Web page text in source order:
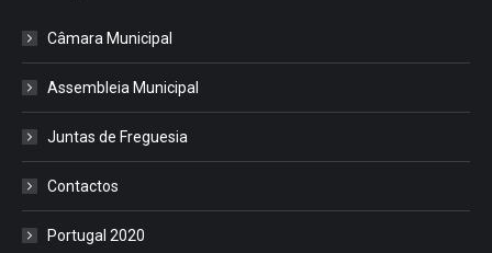
Câmara Municipal
Assembleia Municipal
Juntas de Freguesia
Contactos
Portugal 2020